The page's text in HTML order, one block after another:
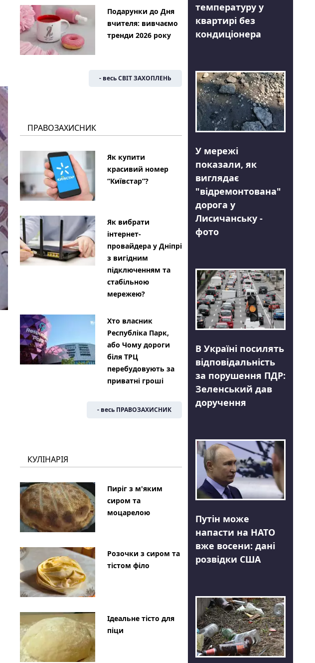
Подарунки до Дня
вчителя: вивчаємо
тренди 2026 року
- весь СВІТ ЗАХОПЛЕНЬ
ПРАВОЗАХИСНИК
Як купити
красивий номер
“Київстар”?
Як вибрати
інтернет-
провайдера у Дніпрі
з вигідним
підключенням та
стабільною
мережею?
Хто власник
Республіка Парк,
або Чому дороги
біля ТРЦ
перебудовують за
приватні гроші
- весь ПРАВОЗАХИСНИК
КУЛІНАРІЯ
Пиріг з м'яким
сиром та
моцарелою
Розочки з сиром та
тістом філо
Ідеальне тісто для
піци
температуру у
квартирі без
кондиціонера
У мережі
показали, як
виглядає
"відремонтована"
дорога у
Лисичанську -
фото
В Україні посилять
відповідальність
за порушення ПДР:
Зеленський дав
доручення
Путін може
напасти на НАТО
вже восени: дані
розвідки США